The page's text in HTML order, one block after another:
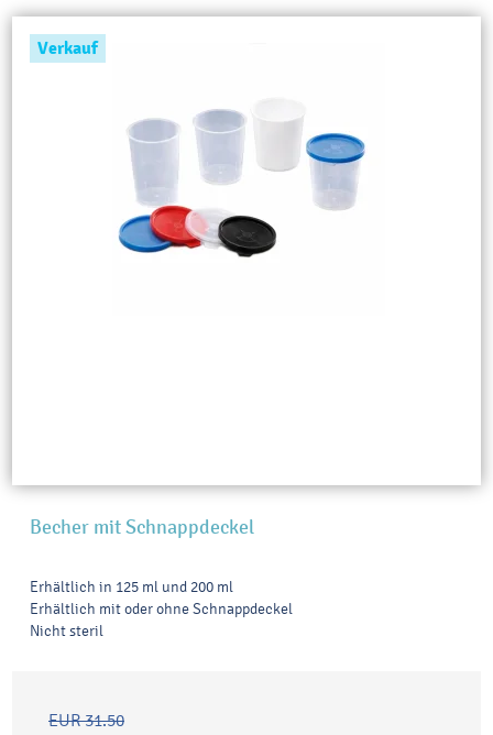
Verkauf
Becher mit Schnappdeckel
Erhältlich in 125 ml und 200 ml
Erhältlich mit oder ohne Schnappdeckel
Nicht steril
EUR 31.50